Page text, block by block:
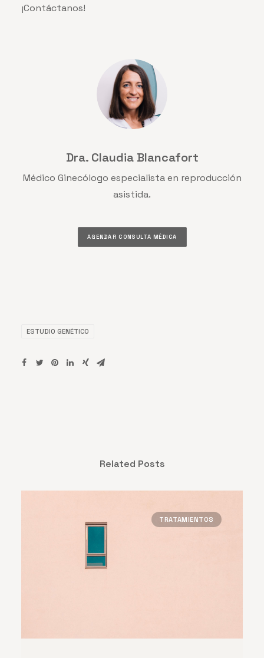
¡Contáctanos!
Dra. Claudia Blancafort
Médico Ginecólogo especialista en reproducción
asistida.
AGENDAR CONSULTA MÉDICA
ESTUDIO GENÉTICO
Related Posts
TRATAMIENTOS